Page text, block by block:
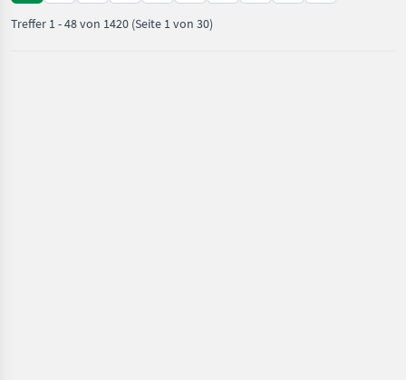
Treffer 1-48von 1420 (Seite 1 von 30)